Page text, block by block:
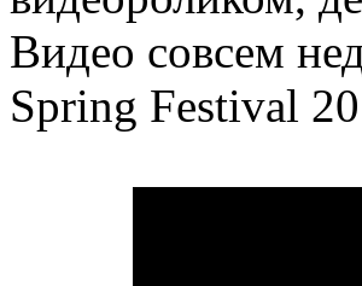
Видео совсем
Spring Festival